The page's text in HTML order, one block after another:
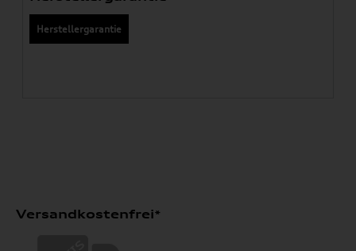
Herstellergarantie
Versandkostenfrei*